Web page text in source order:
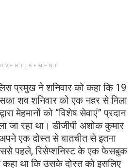
प्रमुख ने शनिवार को कहा कि 19
शव शनिवार को एक नहर से मिला
मेहमानों को “विशेष सेवाएं” प्रदान
जा रहा था। डीजीपी अशोक कुमार
एक दोस्त से बातचीत से इतना
पहले, रिसेप्शनिस्ट के एक फेसबुक
कहा था कि उसके दोस्त को इसलिए